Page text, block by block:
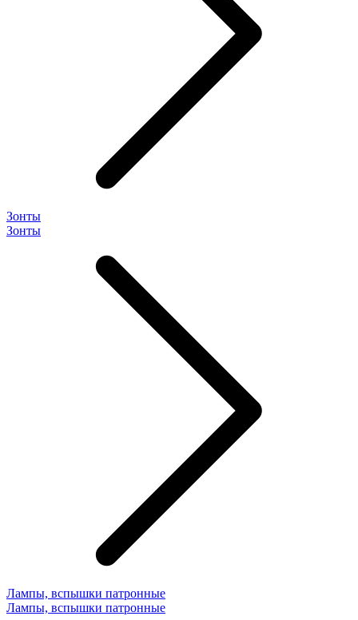
Зонты
Зонты
Лампы, вспышки патронные
Лампы, вспышки патронные